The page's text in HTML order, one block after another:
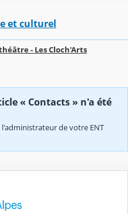
et culturel
- Les Cloch'Arts
« Contacts » n'a été
de votre ENT